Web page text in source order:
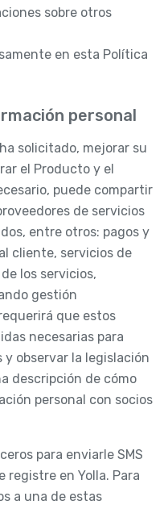
sobre otros
en esta Política
personal
solicitado, mejorar su
el Producto y el
puede compartir
de servicios
entre otros: pagos y
cliente, servicios de
los servicios,
gestión
que estos
necesarias para
observar la legislación
descripción de cómo
personal con socios
para enviarle SMS
en Yolla. Para
a una de estas